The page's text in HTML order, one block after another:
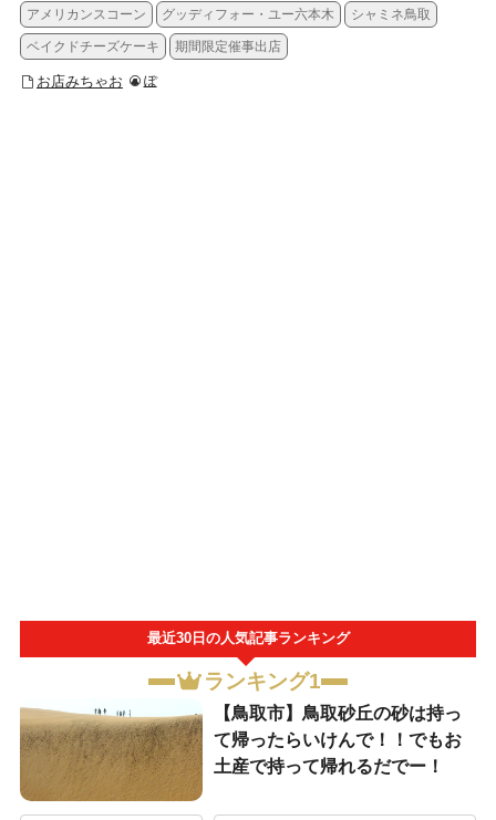
アメリカンスコーン
グッディフォー・ユー六本木 シャミネ鳥取
ベイクドチーズケーキ 期間限定催事出店
お店みちゃお ぽ
最近30日の人気記事ランキング
ランキング1
【鳥取市】鳥取砂丘の砂は持っ
て帰ったらいけんで！！でもお
土産で持って帰れるだでー！